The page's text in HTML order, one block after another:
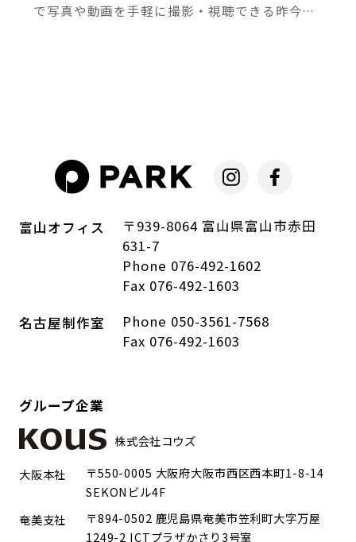
で写真や動画を手軽に撮影・視聴できる昨今、
富山オフィス
〒939-8064 富山県富山市赤田
631-7
Phone 076-492-1602
Fax 076-492-1603
名古屋制作室
Phone 050-3561-7568
Fax 076-492-1603
グループ企業
株式会社コウズ
大阪本社
〒550-0005 大阪府大阪市西区西本町1-8-14
SEKONビル4F
奄美支社
〒894-0502 鹿児島県奄美市笠利町大字万屋
1249-2 ICTプラザかさり3号室